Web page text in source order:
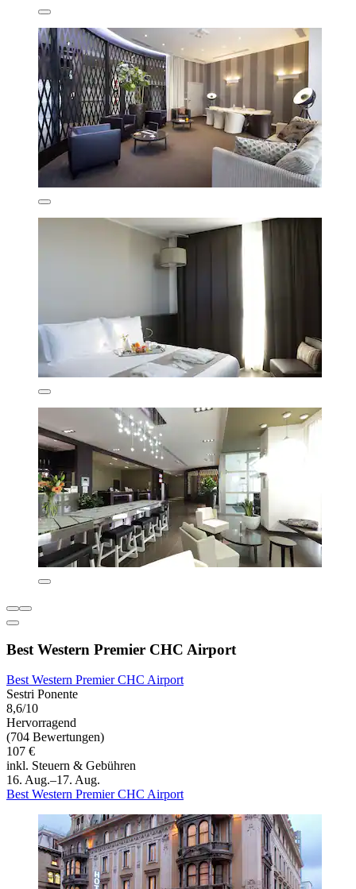
Best Western Premier CHC Airport
Best Western Premier CHC Airport
Sestri Ponente
8,6/10
Hervorragend
(704 Bewertungen)
107 €
inkl. Steuern & Gebühren
16. Aug.–17. Aug.
Best Western Premier CHC Airport